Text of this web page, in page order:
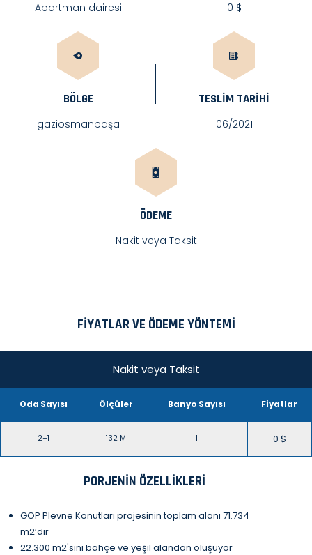
Apartman dairesi 0 $
BÖLGE
gaziosmanpaşa
TESLIM TARIHI
06/2021
ÖDEME
Nakit veya Taksit
FIYATLAR VE ÖDEME YÖNTEMI
Nakit veya Taksit
Oda Sayısı Ölçüler Banyo Sayısı Fiyatlar
2+1 132 M 1 0 $
PORJENIN ÖZELLIKLERI
GOP Plevne Konutları projesinin toplam alanı 71.734
m2’dir
22.300 m2'sini bahçe ve yeşil alandan oluşuyor